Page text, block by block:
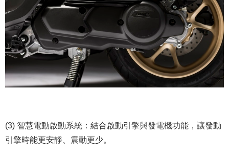
(3) 智慧電動啟動系統：結合啟動引擎與發電機功能，讓發動
引擎時能更安靜、震動更少。